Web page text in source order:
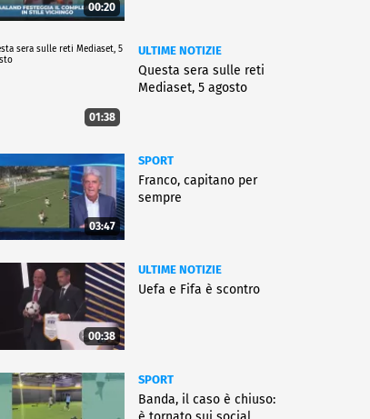
00:20
01:38
ULTIME NOTIZIE
Questa sera sulle reti
Mediaset, 5 agosto
03:47
SPORT
Franco, capitano per
sempre
00:38
ULTIME NOTIZIE
Uefa e Fifa è scontro
SPORT
Banda, il caso è chiuso: